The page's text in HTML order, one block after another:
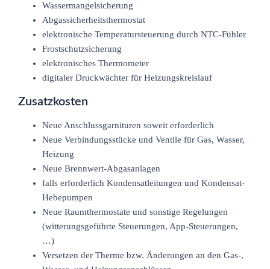
Wassermangelsicherung
Abgassicherheitsthermostat
elektronische Temperatursteuerung durch NTC-Fühler
Frostschutzsicherung
elektronisches Thermometer
digitaler Druckwächter für Heizungskreislauf
Zusatzkosten
Neue Anschlussgarnituren soweit erforderlich
Neue Verbindungsstücke und Ventile für Gas, Wasser,
Heizung
Neue Brennwert-Abgasanlagen
falls erforderlich Kondensatleitungen und Kondensat-
Hebepumpen
Neue Raumthermostate und sonstige Regelungen
(witterungsgeführte Steuerungen, App-Steuerungen,
…)
Versetzen der Therme bzw. Änderungen an den Gas-,